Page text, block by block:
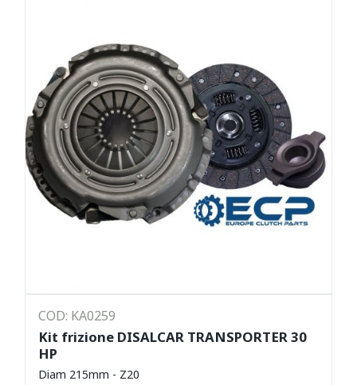
COD: KA0259
Kit frizione DISALCAR TRANSPORTER 30
HP
Diam 215mm - Z20